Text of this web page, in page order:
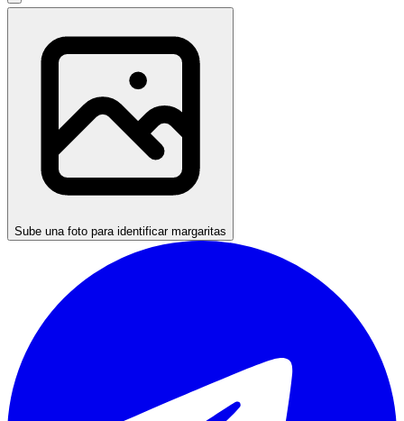
Sube una foto para identificar margaritas